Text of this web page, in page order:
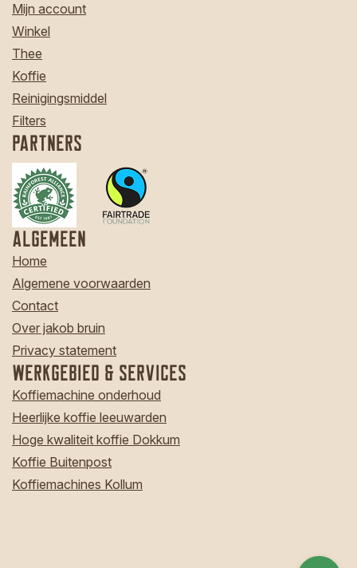
Mijn account
Winkel
Thee
Koffie
Reinigingsmiddel
Filters
Partners
Algemeen
Home
Algemene voorwaarden
Contact
Over jakob bruin
Privacy statement
Werkgebied & Services
Koffiemachine onderhoud
Heerlijke koffie leeuwarden
Hoge kwaliteit koffie Dokkum
Koffie Buitenpost
Koffiemachines Kollum